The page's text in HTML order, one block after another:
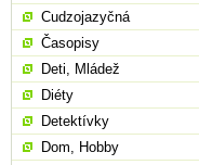
Cudzojazyčná
Časopisy
Deti, Mládež
Diéty
Detektívky
Dom, Hobby